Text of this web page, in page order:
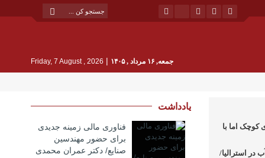
جمعه, ۱۶ مرداد , ۱۴۰۵ |
Friday, 7 August , 2026
کوچک اما با
در استرالیا/
یادداشت
فناوری مالی زمینه جدیدی
برای حضور مهندسین
صنایع/ دکتر عمران محمدی